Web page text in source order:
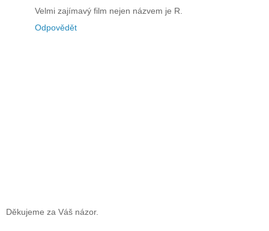
Velmi zajímavý film nejen názvem je R.
Odpovědět
Děkujeme za Váš názor.